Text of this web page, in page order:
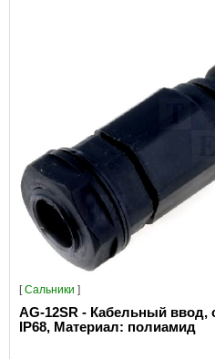
[Сальники ]
AG-12SR - Кабельный ввод,
IP68, Материал: полиамид